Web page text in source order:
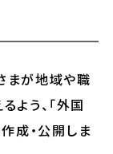
まが地域や職
よう、「外国
成・公開しま